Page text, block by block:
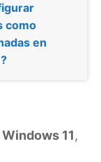
como
en
11,